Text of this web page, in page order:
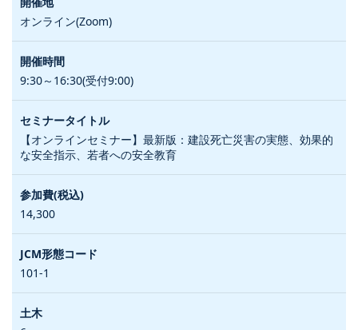
オンライン(Zoom)
9:30～16:30(受付9:00)
【オンラインセミナー】最新版：建設死亡災害の実態、効果的
な安全指示、若者への安全教育
14,300
101-1